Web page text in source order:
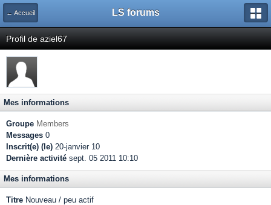
← Accueil LS forums
Profil de aziel67
Mes informations
Groupe Members
Messages 0
Inscrit(e) (le) 20-janvier 10
Dernière activité sept. 05 2011 10:10
Mes informations
Titre Nouveau / peu actif